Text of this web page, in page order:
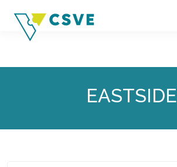
EASTSIDE